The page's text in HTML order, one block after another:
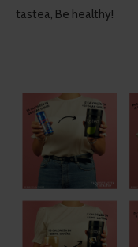
tastea, Be healthy!